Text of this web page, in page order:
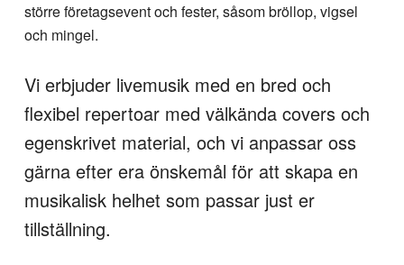
större företagsevent och fester, såsom bröllop, vigsel
och mingel.
Vi erbjuder livemusik med en bred och
flexibel repertoar med välkända covers och
egenskrivet material, och vi anpassar oss
gärna efter era önskemål för att skapa en
musikalisk helhet som passar just er
tillställning.